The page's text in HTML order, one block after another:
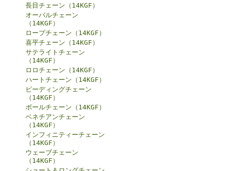
長目チェーン（14KGF）
オーバルチェーン
（14KGF）
ロープチェーン（14KGF）
喜平チェーン（14KGF）
サテライトチェーン
（14KGF）
ロロチェーン（14KGF）
ハートチェーン（14KGF）
ビーディングチェーン
（14KGF）
ボールチェーン（14KGF）
ベネチアンチェーン
（14KGF）
インフィニティーチェーン
（14KGF）
ウェーブチェーン
（14KGF）